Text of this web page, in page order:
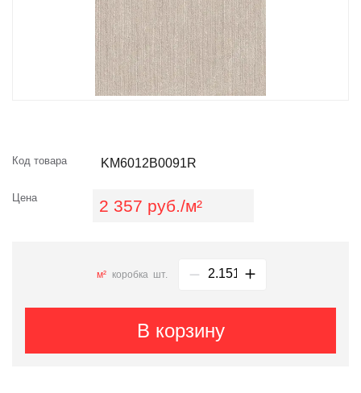
Код товара KM6012B0091R
Цена 2 357 руб./м²
м² коробка шт.
В корзину